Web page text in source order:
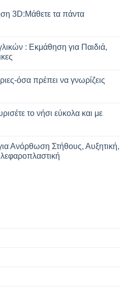
3D:Μάθετε τα πάντα
: Εκμάθηση για Παιδιά,
όσα πρέπει να γνωρίζεις
το νήσι εύκολα και με
Ανόρθωση Στήθους, Αυξητική,